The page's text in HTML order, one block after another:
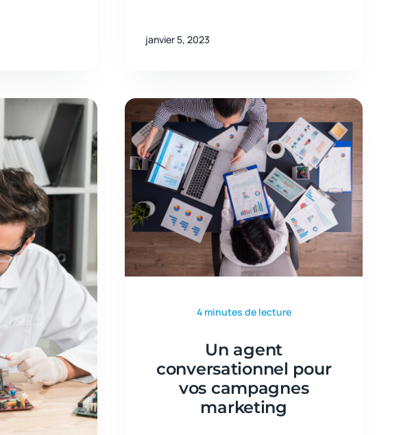
janvier 5, 2023
4 minutes de lecture
Un agent
conversationnel pour
vos campagnes
marketing